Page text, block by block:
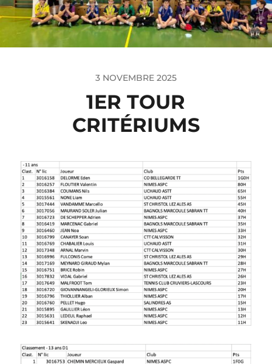
3 NOVEMBRE 2025
1ER TOUR
CRITÉRIUMS